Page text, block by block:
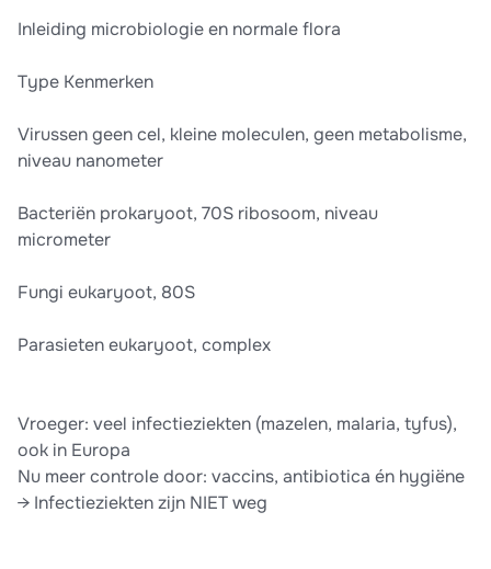
Inleiding microbiologie en normale flora
Type Kenmerken
Virussen geen cel, kleine moleculen, geen metabolisme,
niveau nanometer
Bacteriën prokaryoot, 70S ribosoom, niveau
micrometer
Fungi eukaryoot, 80S
Parasieten eukaryoot, complex
Vroeger: veel infectieziekten (mazelen, malaria, tyfus),
ook in Europa
Nu meer controle door: vaccins, antibiotica én hygiëne
→ Infectieziekten zijn NIET weg